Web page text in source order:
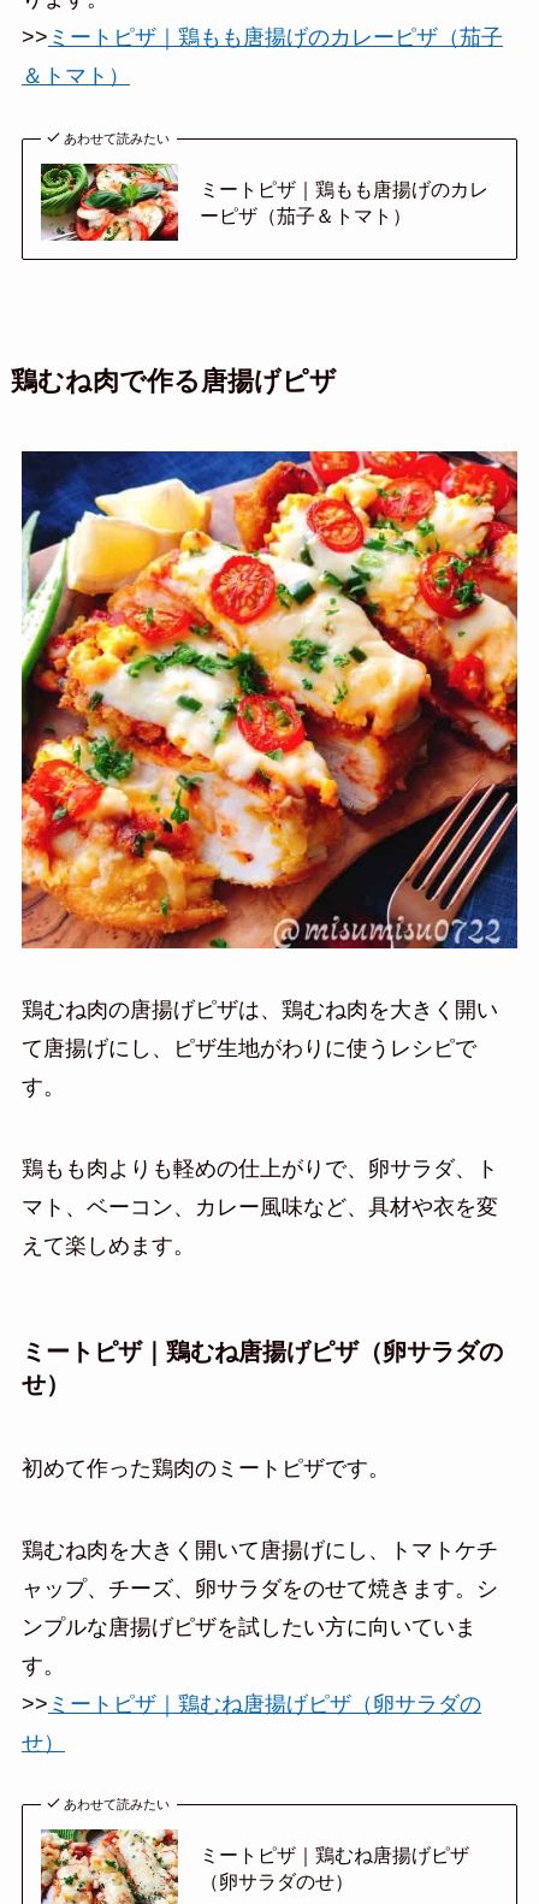
>> ミートピザ｜鶏もも唐揚げのカレーピザ（茄子
＆トマト）
あわせて読みたい
ミートピザ｜鶏もも唐揚げのカレ
ーピザ（茄子＆トマト）
鶏むね肉で作る唐揚げピザ
鶏むね肉の唐揚げピザは、鶏むね肉を大きく開い
て唐揚げにし、ピザ生地がわりに使うレシピで
す。
鶏もも肉よりも軽めの仕上がりで、卵サラダ、ト
マト、ベーコン、カレー風味など、具材や衣を変
えて楽しめます。
ミートピザ｜鶏むね唐揚げピザ（卵サラダの
せ）
初めて作った鶏肉のミートピザです。
鶏むね肉を大きく開いて唐揚げにし、トマトケチ
ャップ、チーズ、卵サラダをのせて焼きます。シ
ンプルな唐揚げピザを試したい方に向いていま
す。
>> ミートピザ｜鶏むね唐揚げピザ（卵サラダの
せ）
あわせて読みたい
ミートピザ｜鶏むね唐揚げピザ
（卵サラダのせ）